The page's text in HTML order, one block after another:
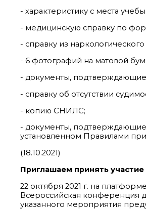
- характеристику с места учебы;
- медицинскую справку по
- справку из
- 6 фотографий на матовой
- документы,
- справку об отсутствии
- копию СНИЛС;
- документы, подтверждающие
установленном Правилами
(18.10.2021)
Приглашаем принять
22 октября 2021 г. на
Всероссийская конференция
указанного мероприятия